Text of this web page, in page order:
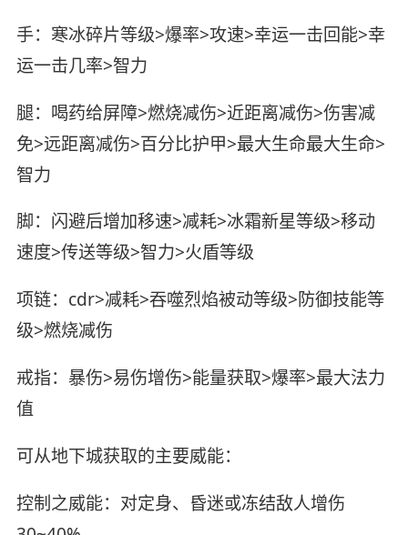
手：寒冰碎片等级>爆率>攻速>幸运一击回能>幸
运一击几率>智力
腿：喝药给屏障>燃烧减伤>近距离减伤>伤害减
免>远距离减伤>百分比护甲>最大生命最大生命>
智力
脚：闪避后增加移速>减耗>冰霜新星等级>移动
速度>传送等级>智力>火盾等级
项链：cdr>减耗>吞噬烈焰被动等级>防御技能等
级>燃烧减伤
戒指：暴伤>易伤增伤>能量获取>爆率>最大法力
值
可从地下城获取的主要威能：
控制之威能：对定身、昏迷或冻结敌人增伤